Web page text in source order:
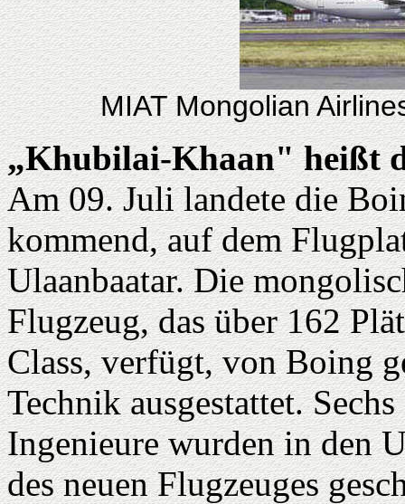
MIAT Mongolian
„Khubilai-Khaan" heißt
Am 09. Juli landete die
kommend, auf dem
Ulaanbaatar. Die
Flugzeug, das über 162
Class, verfügt, von Boing
Technik ausgestattet.
Ingenieure wurden in den
des neuen Flugzeuges